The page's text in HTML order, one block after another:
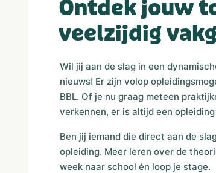
Ontdek jouw
veelzijdig
Wil jij aan de slag in een
nieuws! Er zijn volop
BBL. Of je nu graag meteen
verkennen, er is altijd een
Ben jij iemand die direct aan de
opleiding. Meer leren over de
week naar school én loop je stage.